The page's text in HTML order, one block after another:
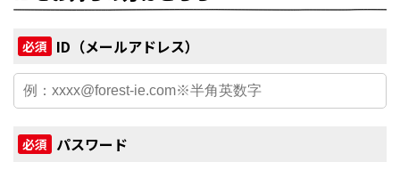
必須 ID（メールアドレス）
必須 パスワード